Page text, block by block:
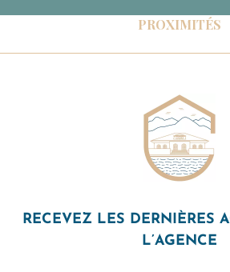
PROXIMITÉS
RECEVEZ LES DERNIÈRES
L’AGENCE